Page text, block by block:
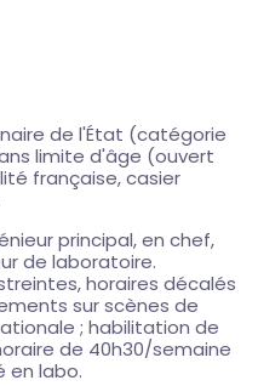
de l'État (catégorie
limite d'âge (ouvert
française, casier
principal, en chef,
de laboratoire.
horaires décalés
sur scènes de
; habilitation de
de 40h30/semaine
en labo.